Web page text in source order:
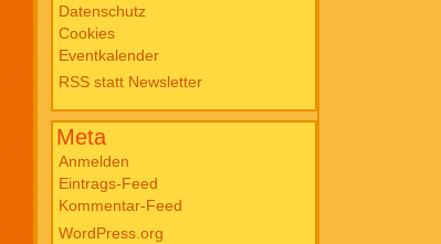
Carlsen Davon, Isla: Blackened
Blade PB #3 Of Blackened Blood €
18,00
Datenschutz
Cookies
Eventkalender
RSS statt Newsletter
Meta
Anmelden
Eintrags-Feed
Kommentar-Feed
WordPress.org